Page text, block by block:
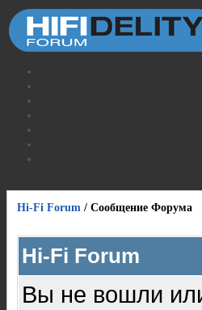
Hi-Fi Forum / Сообщение Форума
Hi-Fi Forum
Вы не вошли